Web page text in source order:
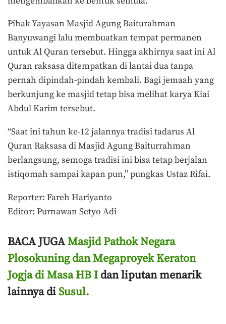
Pihak Yayasan Masjid Agung Baiturahman
Banyuwangi lalu membuatkan tempat permanen
untuk Al Quran tersebut. Hingga akhirnya saat ini Al
Quran raksasa ditempatkan di lantai dua tanpa
pernah dipindah-pindah kembali. Bagi jemaah yang
berkunjung ke masjid tetap bisa melihat karya Kiai
Abdul Karim tersebut.
“Saat ini tahun ke-12 jalannya tradisi tadarus Al
Quran Raksasa di Masjid Agung Baiturrahman
berlangsung, semoga tradisi ini bisa tetap berjalan
istiqomah sampai kapan pun,” pungkas Ustaz Rifai.
Reporter: Fareh Hariyanto
Editor: Purnawan Setyo Adi
BACA JUGAMasjid Pathok Negara
Plosokuning dan Megaproyek Keraton
Jogja di Masa HB Idan liputan menarik
lainnya diSusul.